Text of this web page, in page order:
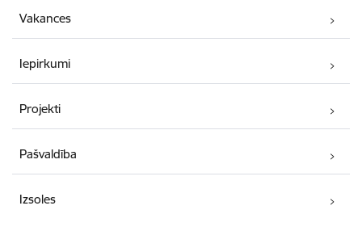
Vakances
Iepirkumi
Projekti
Pašvaldība
Izsoles